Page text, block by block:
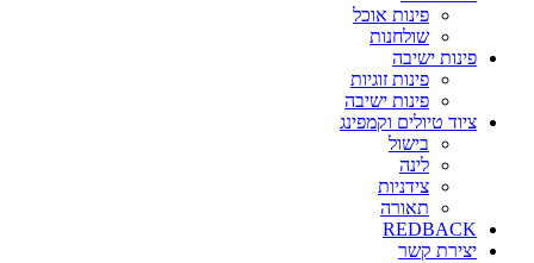
פינות אוכל
שולחנות
פינות ישיבה
פינות זוגיות
פינות ישיבה
ציוד טיולים וקמפינג
בישול
לינה
צידניות
תאורה
REDBACK
יצירת קשר